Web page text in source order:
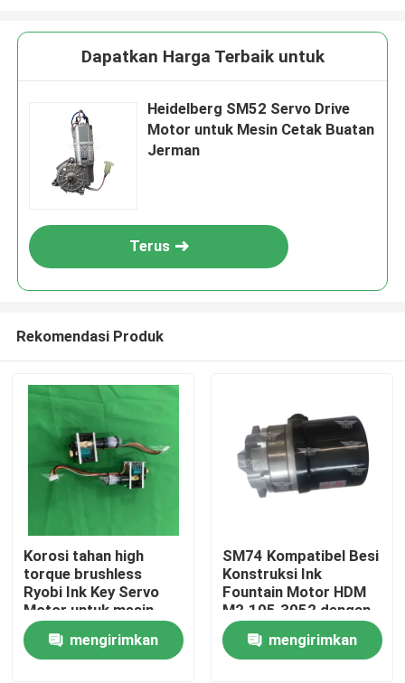
Beranda
Dapatkan Harga Terbaik untuk
Heidelberg SM52 Servo Drive
Motor untuk Mesin Cetak Buatan
Jerman
Terus
Rekomendasi Produk
Korosi tahan high
torque brushless
Ryobi Ink Key Servo
Motor untuk mesin
cetak
mengirimkan
SM74 Kompatibel Besi
Konstruksi Ink
Fountain Motor HDM
M2.105.3052 dengan
Jaminan Satu Tahun
mengirimkan